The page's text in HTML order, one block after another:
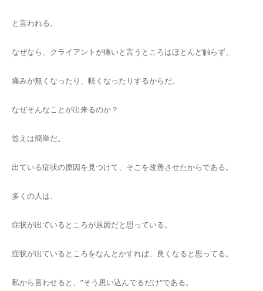
と言われる。
なぜなら、クライアントが痛いと言うところはほとんど触らず、
痛みが無くなったり、軽くなったりするからだ。
なぜそんなことが出来るのか？
答えは簡単だ。
出ている症状の原因を見つけて、そこを改善させたからである。
多くの人は、
症状が出ているところが原因だと思っている。
症状が出ているところをなんとかすれば、良くなると思ってる。
私から言わせると、”そう思い込んでるだけ“である。